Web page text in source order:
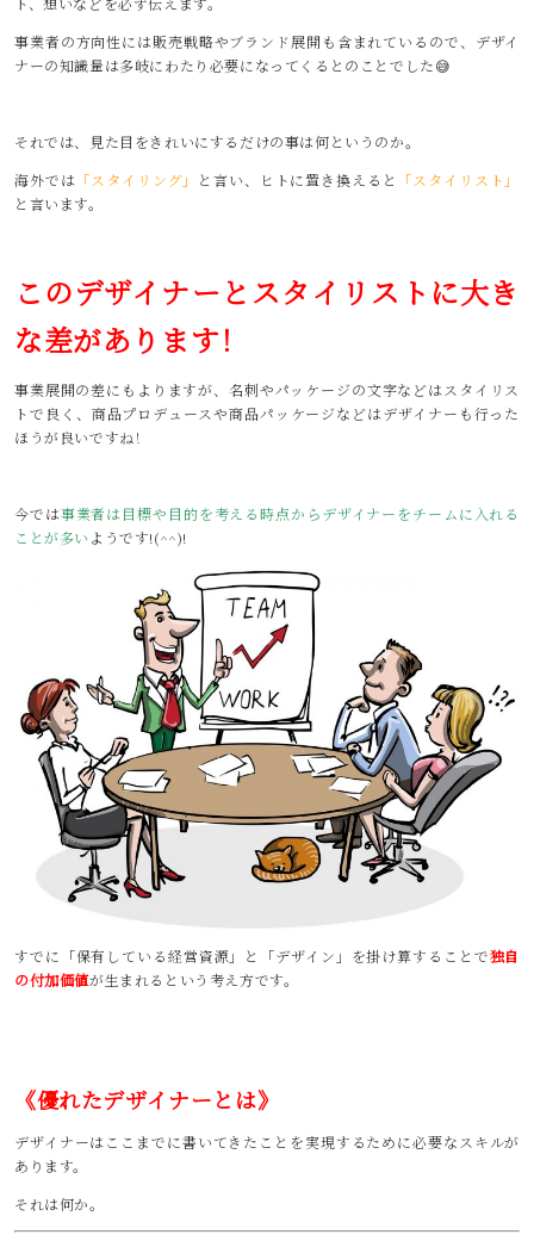
事業者の方向性には販売戦略やブランド展開も含まれているので、デザイ
ナーの知識量は多岐にわたり必要になってくるとのことでした😅
それでは、見た目をきれいにするだけの事は何というのか。
海外では 「スタイリング」 と言い、ヒトに置き換えると
「スタイリスト」
と言います。
このデザイナーとスタイリストに大き
な差があります！
事業展開の差にもよりますが、名刺やパッケージの文字などはスタイリス
トで良く、商品プロデュースや商品パッケージなどはデザイナーも行った
ほうが良いですね！
今では事業者は目標や目的を考える時点からデザイナーをチームに入れる
ことが多い ようです!(^^)!
すでに「保有している経営資源」と「デザイン」を掛け算することで独自
の付加価値が生まれるという考え方です。
《優れたデザイナーとは》
デザイナーはここまでに書いてきたことを実現するために必要なスキルが
あります。
それは何か。